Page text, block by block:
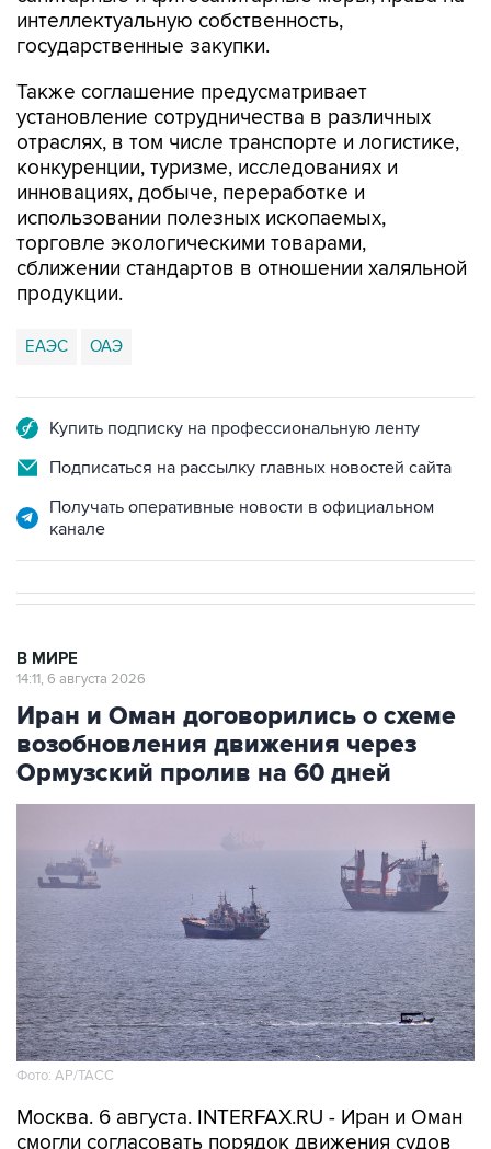
интеллектуальную собственность,
государственные закупки.
Также соглашение предусматривает
установление сотрудничества в различных
отраслях, в том числе транспорте и логистике,
конкуренции, туризме, исследованиях и
инновациях, добыче, переработке и
использовании полезных ископаемых,
торговле экологическими товарами,
сближении стандартов в отношении халяльной
продукции.
ЕАЭС ОАЭ
Купить подписку на профессиональную ленту
Подписаться на рассылку главных новостей сайта
Получать оперативные новости в официальном
канале
В МИРЕ
14:11, 6 августа 2026
Иран и Оман договорились о схеме
возобновления движения через
Ормузский пролив на 60 дней
Фото: AP/ТАСС
Москва. 6 августа. INTERFAX.RU - Иран и Оман
смогли согласовать порядок движения судов